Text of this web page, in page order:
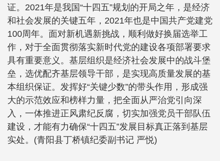
证。2021年是我国“十四五”规划的开局之年，是经济
和社会发展的关键五年，2021年也是中国共产党建党
100周年。面对新机遇新挑战，顺利做好换届选举工
作，对于全面贯彻落实新时代党的建设各项部署要求
具有重要意义。基层组织是经济社会发展中的战斗堡
垒，选优配齐基层领导干部，是实现高质量发展的基
本组织保证。发挥好“关键少数”的带头作用，形成强
大的示范效应和榜样力量，把全面从严治党引向深
入，一体推进正风肃纪反腐，切实加强党员干部队伍
建设，才能有力确保“十四五”发展目标真正落到基层
实处。(青阳县丁桥镇纪委副书记 严悦)